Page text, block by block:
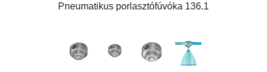
Pneumatikus porlasztófúvóka 136.1